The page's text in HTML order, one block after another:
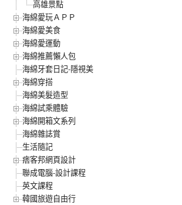
高雄景點
海綿愛玩ＡＰＰ
海綿愛美食
海綿愛運動
海綿推薦懶人包
海綿牙套日記-隱視美
海綿穿搭
海綿美髮造型
海綿試乘體驗
海綿開箱文系列
海綿雜誌賞
生活隨記
痞客邦網頁設計
聯成電腦-設計課程
英文課程
韓國旅遊自由行